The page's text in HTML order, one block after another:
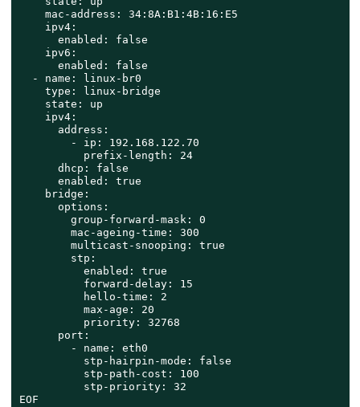
    mac-address: 34:8A:B1:4B:16:E5
    ipv4:
      enabled: false
    ipv6:
      enabled: false
  - name: linux-br0
    type: linux-bridge
    state: up
    ipv4:
      address:
        - ip: 192.168.122.70
          prefix-length: 24
      dhcp: false
      enabled: true
    bridge:
      options:
        group-forward-mask: 0
        mac-ageing-time: 300
        multicast-snooping: true
        stp:
          enabled: true
          forward-delay: 15
          hello-time: 2
          max-age: 20
          priority: 32768
      port:
        - name: eth0
          stp-hairpin-mode: false
          stp-path-cost: 100
          stp-priority: 32
EOF